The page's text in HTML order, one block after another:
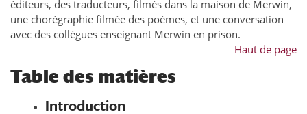
éditeurs, des traducteurs, filmés dans la maison de Merwin,
une chorégraphie filmée des poèmes, et une conversation
avec des collègues enseignant Merwin en prison.
Haut de page
Table des matières
Introduction